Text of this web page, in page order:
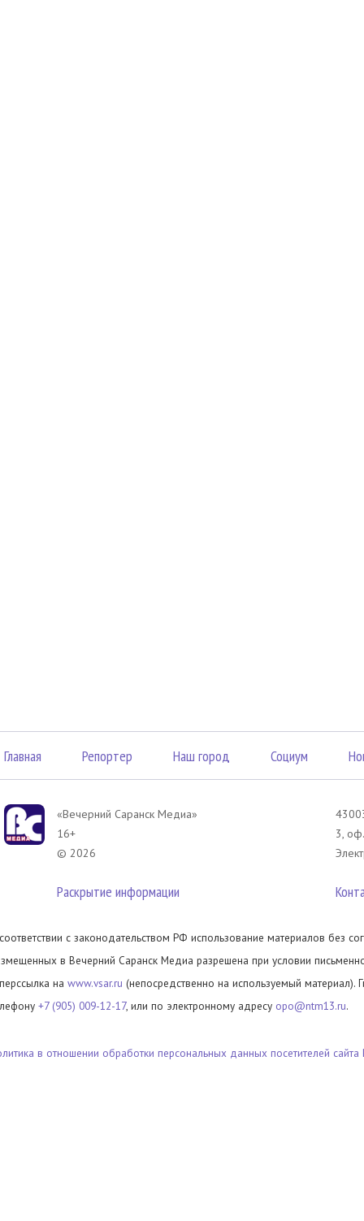
Главная Репортер Наш город Социум
«Вечерний Саранск Mедиа»
16+
© 2026
Раскрытие информации
3,
с законодательством РФ использование материалов без
в Вечерний Саранск Медиа разрешена при условии
на www.vsar.ru (непосредственно на используемый материал).
+7 (905) 009-12-17, или по электронному адресу opo@ntm13.ru.
в отношении обработки персональных данных посетителей